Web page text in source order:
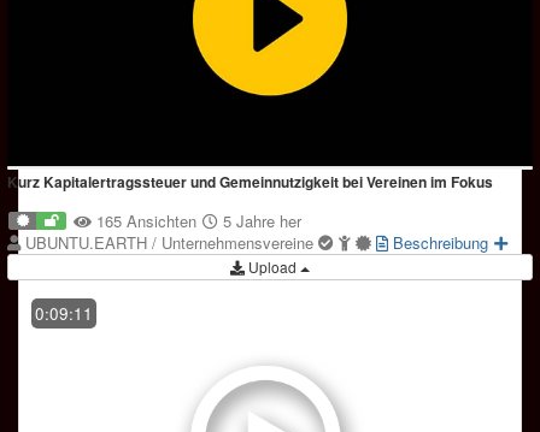
Kurz Kapitalertragssteuer und Gemeinnutzigkeit bei Vereinen im Fokus
165 Ansichten
5 Jahre her
UBUNTU.EARTH / Unternehmensvereine
Beschreibung
Upload
0:09:11